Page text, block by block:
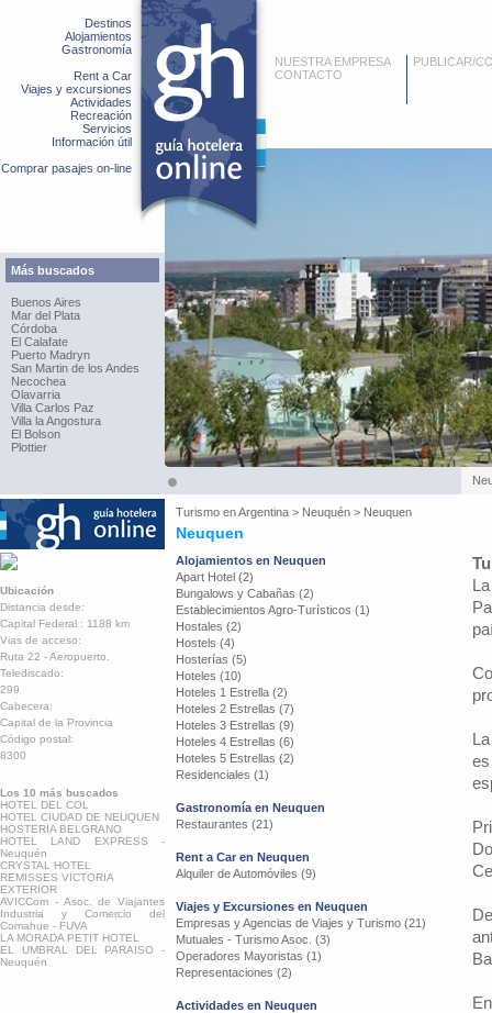
Destinos
Alojamientos
Gastronomía
Rent a Car
Viajes y excursiones
Actividades
Recreación
Servicios
Información útil
Comprar pasajes on-line
Más buscados
Buenos Aires
Mar del Plata
Córdoba
El Calafate
Puerto Madryn
San Martin de los Andes
Necochea
Olavarria
Villa Carlos Paz
Villa la Angostura
El Bolson
Plottier
NUESTRA EMPRESA
CONTACTO
PUBLICAR/
Turismo enArgentina > Neuquén > Neuquen
Neuquen
Ubicación
Distancia desde:
Capital Federal : 1188 km
Vias de acceso:
Ruta 22 - Aeropuerto.
Telediscado:
299
Cabecera:
Capital de la Provincia
Código postal:
8300
Los 10 más buscados
HOTEL DEL COL
HOTEL CIUDAD DE NEUQUEN
HOSTERIA BELGRANO
HOTEL LAND EXPRESS -
Neuquén
CRYSTAL HOTEL
REMISSES VICTORIA
EXTERIOR
AVICCom - Asoc. de Viajantes
Industria y Comercio del
Comahue - FUVA
LA MORADA PETIT HOTEL
EL UMBRAL DEL PARAISO -
Neuquén
Alojamientos en Neuquen
Apart Hotel (2)
Bungalows y Cabañas (2)
Establecimientos Agro-Turísticos (1)
Hostales (2)
Hostels (4)
Hosterías (5)
Hoteles (10)
Hoteles 1 Estrella (2)
Hoteles 2 Estrellas (7)
Hoteles 3 Estrellas (9)
Hoteles 4 Estrellas (6)
Hoteles 5 Estrellas (2)
Residenciales (1)
Gastronomía en Neuquen
Restaurantes (21)
Rent a Car en Neuquen
Alquiler de Automóviles (9)
Viajes y Excursiones en Neuquen
Empresas y Agencias de Viajes y Turismo (21)
Mutuales - Turismo Asoc. (3)
Operadores Mayoristas (1)
Representaciones (2)
Actividades en Neuquen